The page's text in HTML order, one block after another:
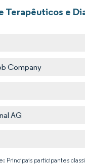
Terapêuticos e
Company
AG
Principais participantes